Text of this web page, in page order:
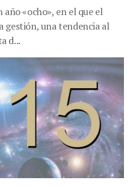
«ocho», en el que el
gestión, una tendencia al
d...